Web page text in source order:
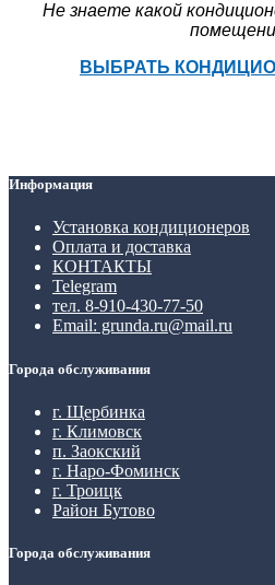
Не знаете какой
ВЫБРАТЬ
Информация
Установка кондиционеров
Оплата и доставка
КОНТАКТЫ
Telegram
тел. 8-910-430-77-50
Email: grunda.ru@mail.ru
Города обслуживания
г. Щербинка
г. Климовск
п. Заокский
г. Наро-Фоминск
г. Троицк
Район Бутово
Города обслуживания